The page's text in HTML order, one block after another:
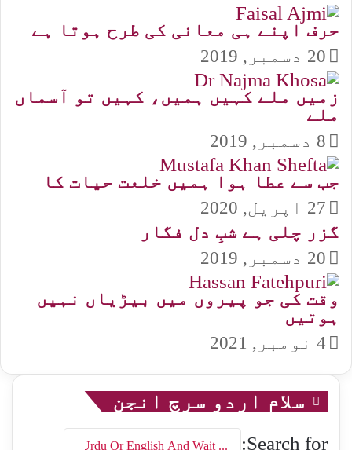
حرف اپنے ہی معانی کی طرح ہوتا ہے
20 دسمبر, 2019
زمیں ملے کہیں ہمیں، کہیں تو آسماں
ملے
8 دسمبر, 2019
جب سے عطا ہوا ہمیں خلعت حیات کا
27 اپریل, 2020
گزر چلی ہے شبِ دل فگار
20 دسمبر, 2019
وقت کی جو پیروں میں بیڑیاں نہیں
ہوتیں
4 نومبر, 2021
سلام اردو سرچ انجن
Search for: